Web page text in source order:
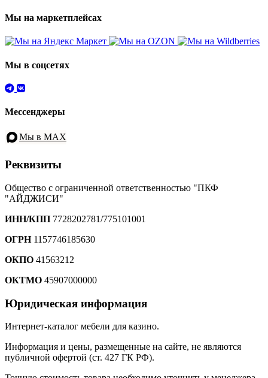
Мы на маркетплейсах
Мы в соцсетях
Мессенджеры
Мы в MAX
Реквизиты
Общество с ограниченной ответственностью "ПКФ
"АЙДЖИСИ"
ИНН/КПП 7728202781/775101001
ОГРН1157746185630
ОКПО 41563212
ОКТМО 45907000000
Юридическая информация
Интернет-каталог мебели для казино.
Информация и цены, размещенные на сайте, не являются
публичной офертой (ст. 427 ГК РФ).